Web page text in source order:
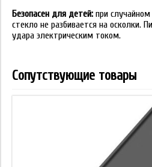
Безопасен для детей: при случайном
стекло не разбивается на осколки.
удара электрическим током.
Сопутствующие товары